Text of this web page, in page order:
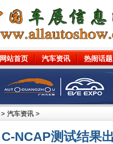
网站首页 汽车资讯 热闹话题
> 汽车资讯 >
C-NCAP测试结果